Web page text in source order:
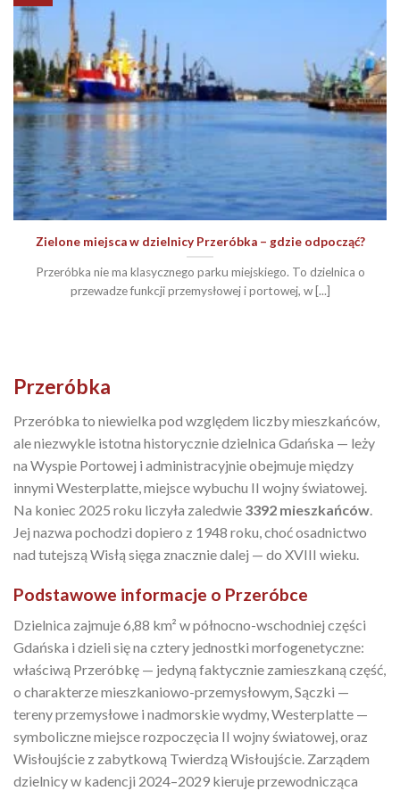
Zielone miejsca w dzielnicy Przeróbka – gdzie odpocząć?
Przeróbka nie ma klasycznego parku miejskiego. To dzielnica o
przewadze funkcji przemysłowej i portowej, w [...]
Przeróbka
Przeróbka to niewielka pod względem liczby mieszkańców,
ale niezwykle istotna historycznie dzielnica Gdańska — leży
na Wyspie Portowej i administracyjnie obejmuje między
innymi Westerplatte, miejsce wybuchu II wojny światowej.
Na koniec 2025 roku liczyła zaledwie 3392 mieszkańców.
Jej nazwa pochodzi dopiero z 1948 roku, choć osadnictwo
nad tutejszą Wisłą sięga znacznie dalej — do XVIII wieku.
Podstawowe informacje o Przeróbce
Dzielnica zajmuje 6,88 km² w północno-wschodniej części
Gdańska i dzieli się na cztery jednostki morfogenetyczne:
właściwą Przeróbkę — jedyną faktycznie zamieszkaną część,
o charakterze mieszkaniowo-przemysłowym, Sączki —
tereny przemysłowe i nadmorskie wydmy, Westerplatte —
symboliczne miejsce rozpoczęcia II wojny światowej, oraz
Wisłoujście z zabytkową Twierdzą Wisłoujście. Zarządem
dzielnicy w kadencji 2024–2029 kieruje przewodnicząca